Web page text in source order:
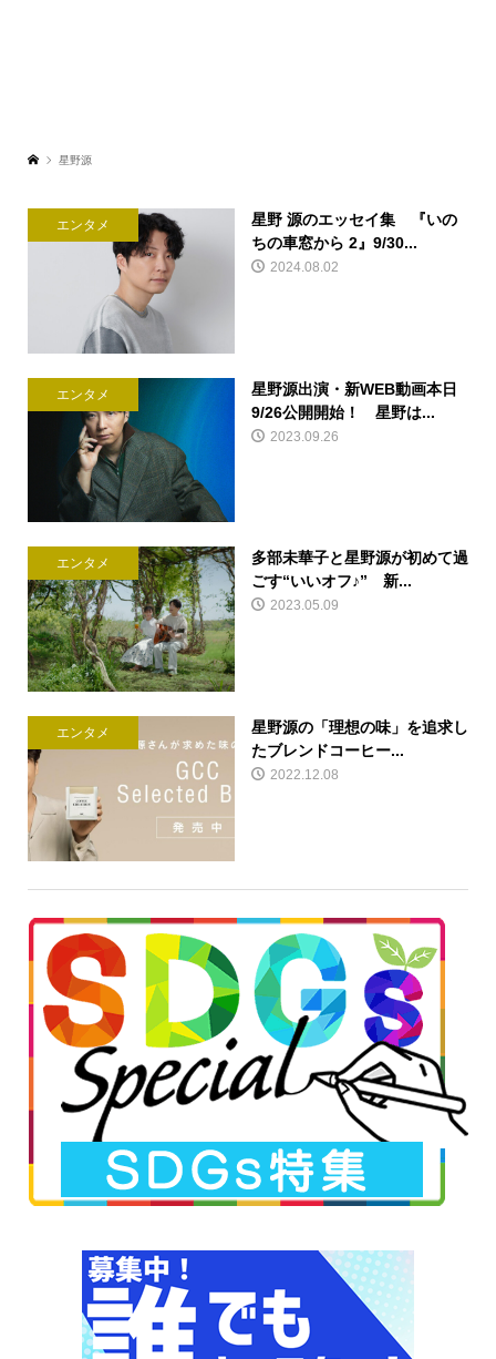
星野源
エンタメ
星野 源のエッセイ集 『いの
ちの車窓から 2』9/30...
2024.08.02
エンタメ
星野源出演・新WEB動画本日
9/26公開開始！ 星野は...
2023.09.26
エンタメ
多部未華子と星野源が初めて過
ごす“いいオフ♪” 新...
2023.05.09
エンタメ
星野源の「理想の味」を追求し
たブレンドコーヒー...
2022.12.08